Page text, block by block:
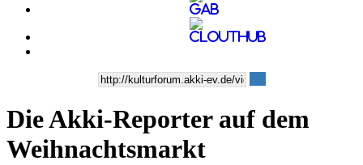
Die Akki-Reporter auf dem
Weihnachtsmarkt